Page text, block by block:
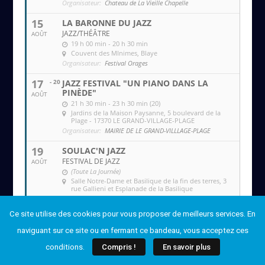
Organisateur: Chateau de La Vieille Chapelle
15
AOÛT
LA BARONNE DU JAZZ
JAZZ/THÉÂTRE
19 h 00 min - 20 h 30 min
Couvent des MInimes , Blaye
Organisateur: Festival Orages
17
AOÛT
- 20 JAZZ FESTIVAL "UN PIANO DANS LA
PINÈDE"
21 h 30 min - 23 h 30 min (20)
Jardins de la Maison Paysanne , 5 boulevard de la
Plage - 17370 LE GRAND-VILLAGE-PLAGE
Organisateur: MAIRIE DE LE GRAND-VILLLAGE-PLAGE
19
AOÛT
SOULAC'N JAZZ
FESTIVAL DE JAZZ
(Toute La Journée)
Salle Notre-Dame et Basilique de la fin des terres , 3
rue Gallieni et Esplanade de la Basilique
Organisateur: Soulac'n Jazz
20
AOÛT
SOULAC'N JAZZ
FESTIVAL DE JAZZ
(Toute La Journée)
Salle Notre-Dame et Basilique de la fin des terres
rue Gallieni et Esplanade de la Basilique
Ce site utilise des cookies pour vous proposer de meilleurs services. En
naviguant sur ce site ou en fermant ce bandeau, vous acceptez ces
conditions.
Compris ! En savoir plus